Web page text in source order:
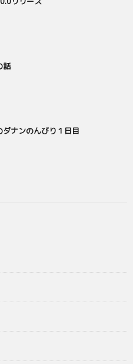
話
ダナンのんびり１日目